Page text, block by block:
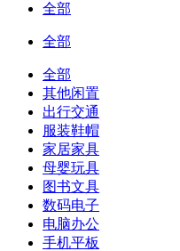
全部
全部
全部
其他闲置
出行交通
服装鞋帽
家居家具
母婴玩具
图书文具
数码电子
电脑办公
手机平板